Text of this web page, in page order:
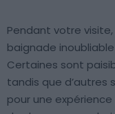
Pendant votre
baignade
Certaines sont
tandis que d’autres
pour une